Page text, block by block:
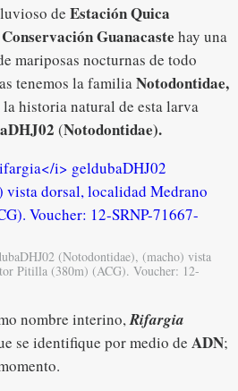
de Estación Quica
Conservación Guanacaste hay una
mariposas nocturnas de todo
tenemos la familiaNotodontidae,
historia natural de esta larva
(Notodontidae).
(Notodontidae), (macho) vista
Pitilla (380m) (ACG). Voucher: 12-
nombre interino,Rifargia
se identifique por medio de ADN;